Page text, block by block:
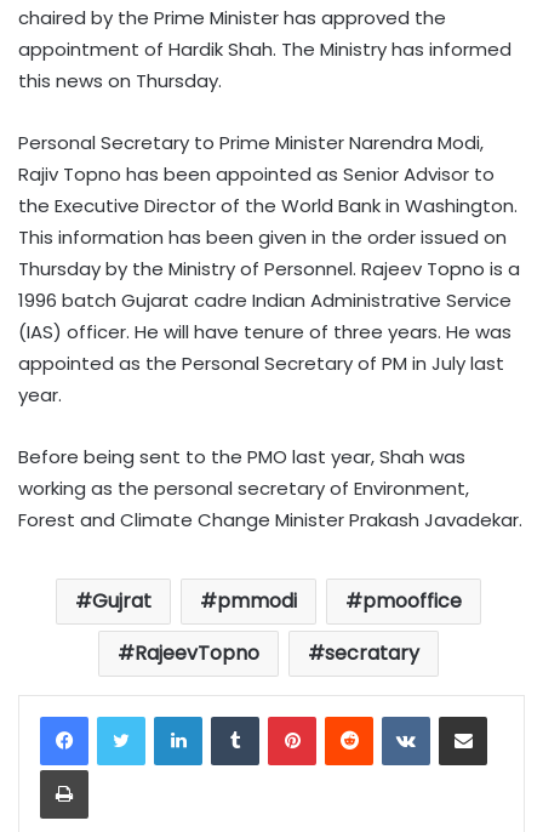
chaired by the Prime Minister has approved the
appointment of Hardik Shah. The Ministry has informed
this news on Thursday.
Personal Secretary to Prime Minister Narendra Modi,
Rajiv Topno has been appointed as Senior Advisor to
the Executive Director of the World Bank in Washington.
This information has been given in the order issued on
Thursday by the Ministry of Personnel. Rajeev Topno is a
1996 batch Gujarat cadre Indian Administrative Service
(IAS) officer. He will have tenure of three years. He was
appointed as the Personal Secretary of PM in July last
year.
Before being sent to the PMO last year, Shah was
working as the personal secretary of Environment,
Forest and Climate Change Minister Prakash Javadekar.
Gujrat pmmodi
pmooffice
RajeevTopno
secratary
LinkedInTumblrPinterestReddit VKontakteShare via Email
Print